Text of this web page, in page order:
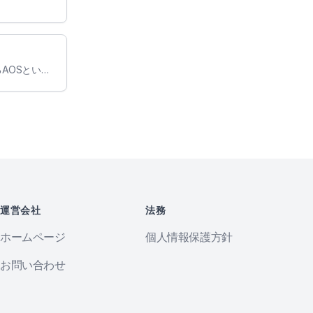
スクロールアニメーションを簡単に実装できるAOSというライブラリをNuxtJSベースのサイトに導入しました
運営会社
ホームページ
お問い合わせ
法務
個人情報保護方針